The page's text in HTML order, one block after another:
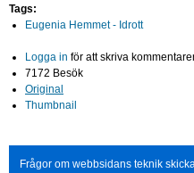
Tags:
Eugenia Hemmet - Idrott
Logga in för att skriva
7172 Besök
Original
Thumbnail
Frågor om webbsidans teknik